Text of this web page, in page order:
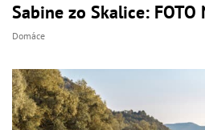
Sabine zo Skalice:
Domáce